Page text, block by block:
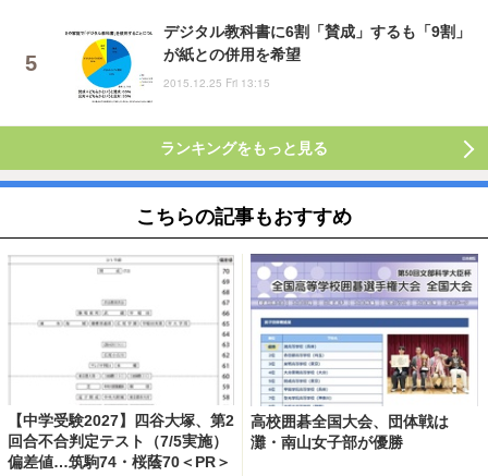
デジタル教科書に6割「賛成」するも「9割」
が紙との併用を希望
2015.12.25 Fri 13:15
ランキングをもっと見る
こちらの記事もおすすめ
【中学受験2027】四谷大塚、第2
回合不合判定テスト（7/5実施）
偏差値…筑駒74・桜蔭70＜PR＞
高校囲碁全国大会、団体戦は
灘・南山女子部が優勝